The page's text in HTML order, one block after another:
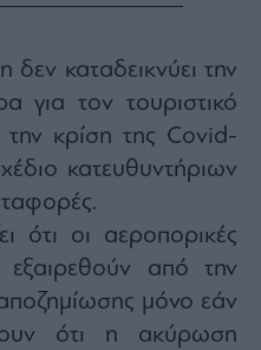
καταδεικνύει την
για τον τουριστικό
κρίση της Covid-
κατευθυντήριων
ότι οι αεροπορικές
εξαιρεθούν από την
μόνο εάν
ότι η ακύρωση